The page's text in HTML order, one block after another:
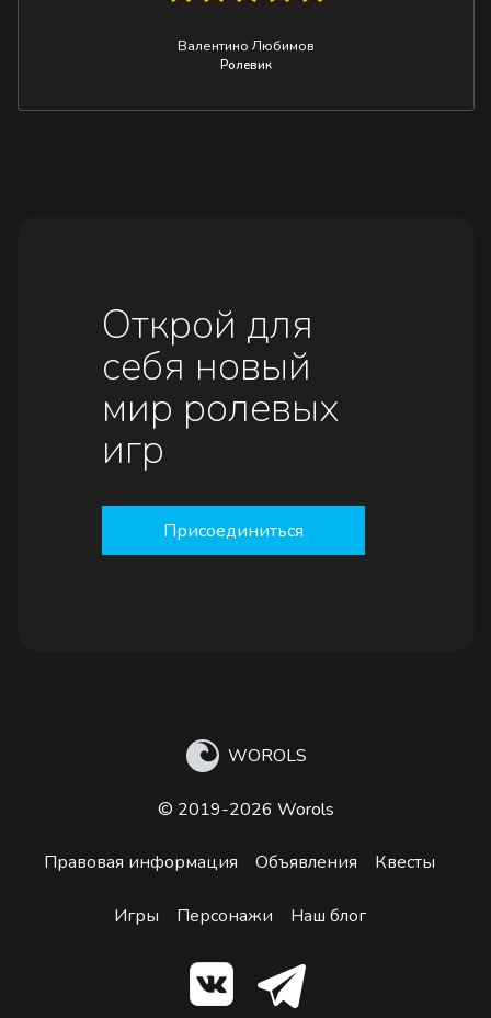
Валентино Любимов
Ролевик
Открой для
себя новый
мир ролевых
игр
Присоединиться
WOROLS
© 2019-2026 Worols
Правовая информация Объявления Квесты
Игры Персонажи Наш блог